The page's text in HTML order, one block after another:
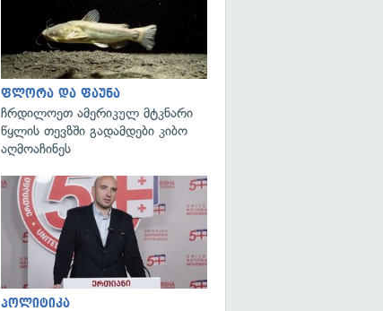
ფლორა და ფაუნა
ჩრდილოეთ ამერიკულ მტკნარი
წყლის თევზში გადამდები კიბო
აღმოაჩინეს
პოლიტიკა